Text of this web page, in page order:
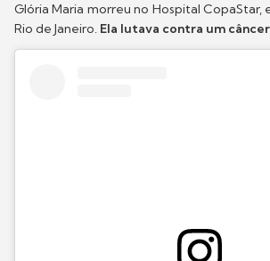
Glória Maria morreu no Hospital CopaStar,
Rio de Janeiro. Ela lutava contra um câncer